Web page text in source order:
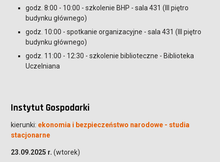
godz. 8:00 - 10:00 - szkolenie BHP - sala 431 (III piętro
budynku głównego)
godz. 10:00 - spotkanie organizacyjne - sala 431 (III piętro
budynku głównego)
godz. 11:00 - 12:30 - szkolenie biblioteczne - Biblioteka
Uczelniana
Instytut Gospodarki
kierunki: ekonomia i bezpieczeństwo narodowe - studia
stacjonarne
23.09.2025 r. (wtorek)